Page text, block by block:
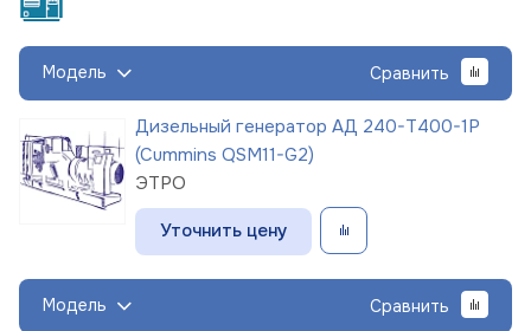
Модель Сравнить
Дизельный генератор АД 240-Т400-1Р
(Cummins QSM11-G2)
ЭТРО
Уточнить цену
Модель Сравнить